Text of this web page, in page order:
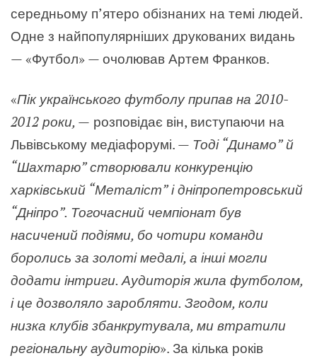
середньому п’ятеро обізнаних на темі людей.
Одне з найпопулярніших друкованих видань
— «Футбол» — очолював Артем Франков.
«Пік українського футболу припав на 2010-
2012 роки, — розповідає він, виступаючи на
Львівському медіафорумі. — Тоді “Динамо” й
“Шахтарю” створювали конкуренцію
харківський “Металіст” і дніпропетровський
“Дніпро”. Тогочасний чемпіонат був
насичений подіями, бо чотири команди
боролись за золоті медалі, а інші могли
додати інтриги. Аудиторія жила футболом,
і це дозволяло заробляти. Згодом, коли
низка клубів збанкрутувала, ми втратили
регіональну аудиторію». За кілька років